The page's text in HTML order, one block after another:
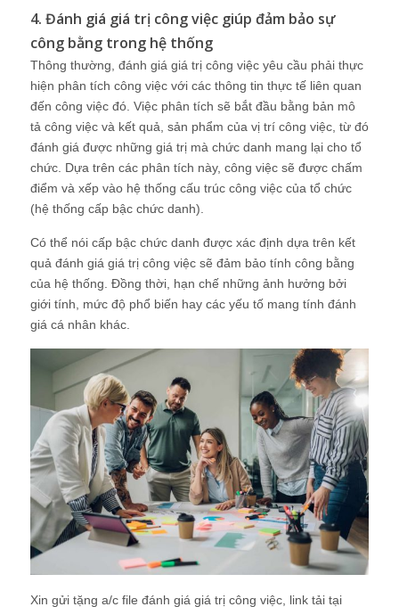
4. Đánh giá giá trị công việc giúp đảm bảo sự
công bằng trong hệ thống
Thông thường, đánh giá giá trị công việc yêu cầu phải thực
hiện phân tích công việc với các thông tin thực tế liên quan
đến công việc đó. Việc phân tích sẽ bắt đầu bằng bản mô
tả công việc và kết quả, sản phẩm của vị trí công việc, từ đó
đánh giá được những giá trị mà chức danh mang lại cho tổ
chức. Dựa trên các phân tích này, công việc sẽ được chấm
điểm và xếp vào hệ thống cấu trúc công việc của tổ chức
(hệ thống cấp bậc chức danh).
Có thể nói cấp bậc chức danh được xác định dựa trên kết
quả đánh giá giá trị công việc sẽ đảm bảo tính công bằng
của hệ thống. Đồng thời, hạn chế những ảnh hưởng bởi
giới tính, mức độ phổ biến hay các yếu tố mang tính đánh
giá cá nhân khác.
Xin gửi tặng a/c file đánh giá giá trị công việc, link tải tại